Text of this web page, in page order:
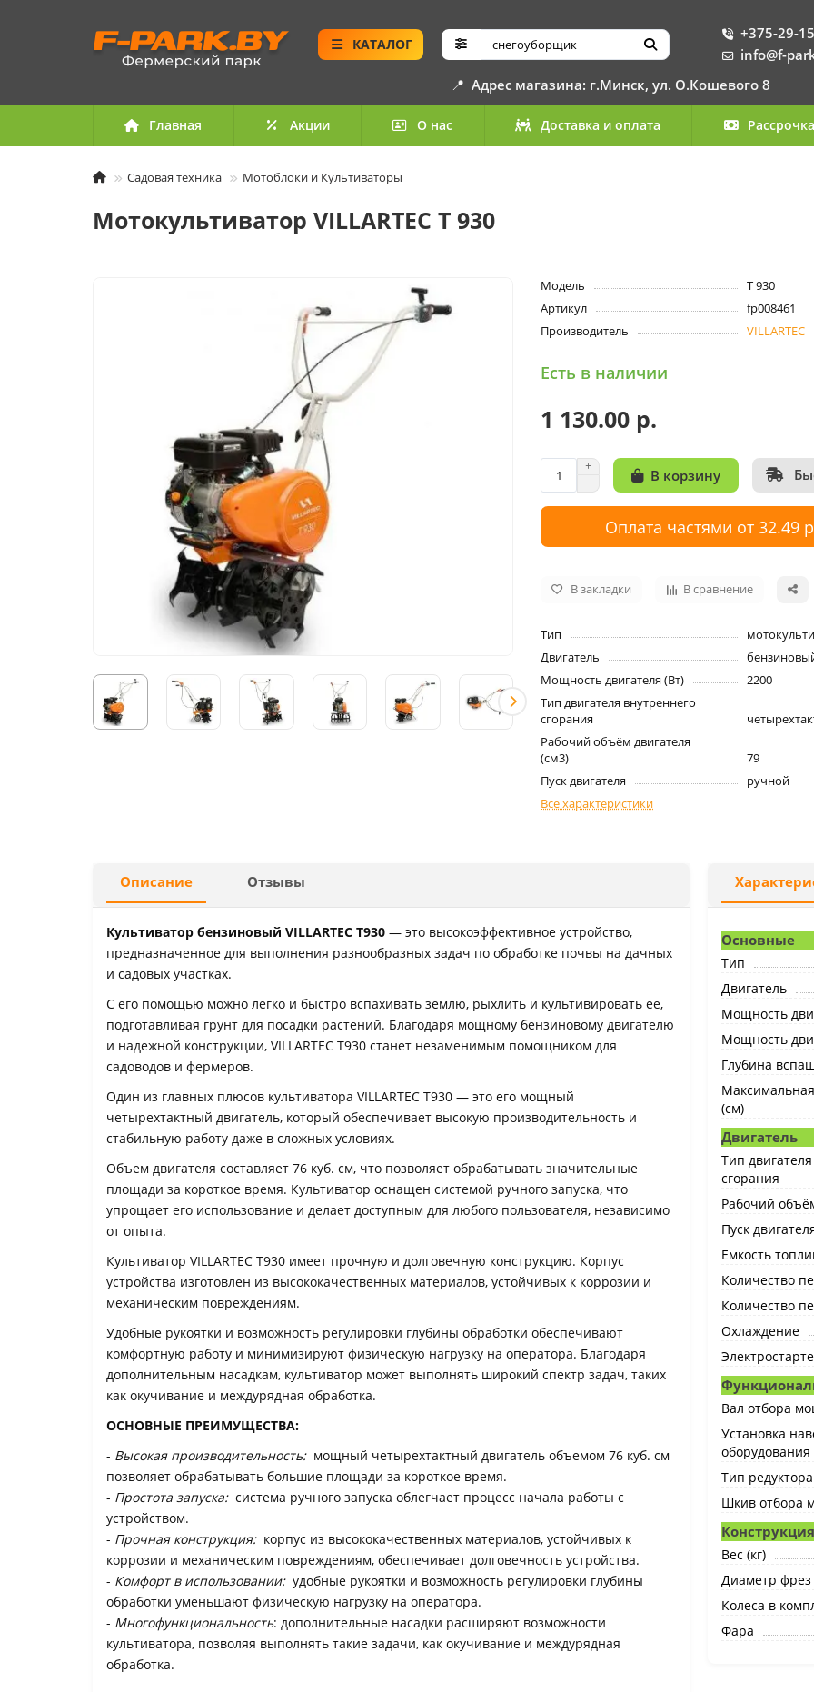
КАТАЛОГ
+375-29-
info@f-
📍 Адрес магазина: г.Минск, ул. О.Кошевого 8
Главная Акции О нас Доставка и оплата
Садовая техника Мотоблоки и Культиваторы
Мотокультиватор VILLARTEC T 930
Модель
T 930
Артикул
fp008461
Производитель
VILLARTEC
Есть в наличии
1 130.00 р.
В корзину
Оплата частями от 32.49
В закладки В сравнение
Тип
Двигатель
Мощность двигателя (Вт)
2200
Тип двигателя внутреннего
сгорания
Рабочий объём двигателя
(см3)
79
Пуск двигателя
ручной
Все характеристики
Описание Отзывы
Культиватор бензиновый VILLARTEC T930 — это высокоэффективное устройство,
предназначенное для выполнения разнообразных задач по обработке почвы на дачных
и садовых участках.
С его помощью можно легко и быстро вспахивать землю, рыхлить и культивировать её,
подготавливая грунт для посадки растений. Благодаря мощному бензиновому двигателю
и надежной конструкции, VILLARTEC T930 станет незаменимым помощником для
садоводов и фермеров.
Один из главных плюсов культиватора VILLARTEC T930 — это его мощный
четырехтактный двигатель, который обеспечивает высокую производительность и
стабильную работу даже в сложных условиях.
Объем двигателя составляет 76 куб. см, что позволяет обрабатывать значительные
площади за короткое время. Культиватор оснащен системой ручного запуска, что
упрощает его использование и делает доступным для любого пользователя, независимо
от опыта.
Культиватор VILLARTEC T930 имеет прочную и долговечную конструкцию. Корпус
устройства изготовлен из высококачественных материалов, устойчивых к коррозии и
механическим повреждениям.
Удобные рукоятки и возможность регулировки глубины обработки обеспечивают
комфортную работу и минимизируют физическую нагрузку на оператора. Благодаря
дополнительным насадкам, культиватор может выполнять широкий спектр задач, таких
как окучивание и междурядная обработка.
ОСНОВНЫЕ ПРЕИМУЩЕСТВА:
- Высокая производительность: мощный четырехтактный двигатель объемом 76 куб. см
позволяет обрабатывать большие площади за короткое время.
- Простота запуска: система ручного запуска облегчает процесс начала работы с
устройством.
- Прочная конструкция: корпус из высококачественных материалов, устойчивых к
коррозии и механическим повреждениям, обеспечивает долговечность устройства.
- Комфорт в использовании: удобные рукоятки и возможность регулировки глубины
обработки уменьшают физическую нагрузку на оператора.
- Многофункциональность: дополнительные насадки расширяют возможности
культиватора, позволяя выполнять такие задачи, как окучивание и междурядная
обработка.
Основные
Тип
Двигатель
Мощность
Мощность
Глубина
(см)
Двигатель
Тип
сгорания
Рабочий
Пуск
Ёмкость
Количество
Количество
Охлаждение
Вал отбора
Установка
оборудования
Тип редуктора
Шкив отбора
Вес (кг)
Диаметр фрез
Колеса в
Фара